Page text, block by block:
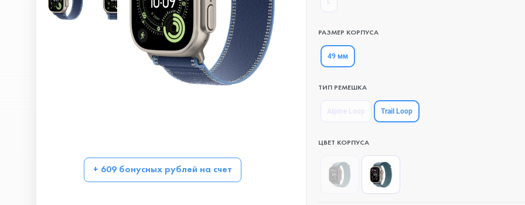
+ 609 бонусных рублей на счет
РАЗМЕР КОРПУСА
49 мм
ТИП РЕМЕШКА
Trail Loop
ЦВЕТ КОРПУСА